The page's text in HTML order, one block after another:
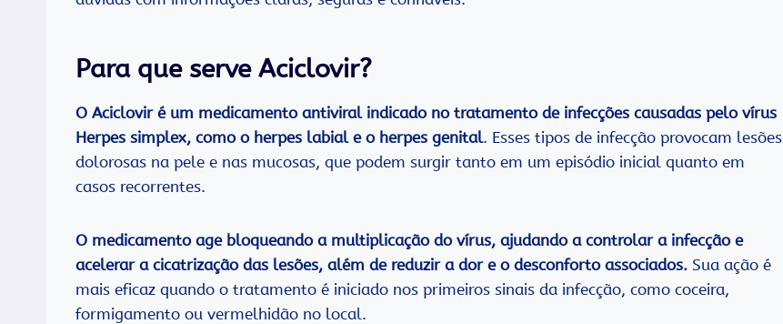
Para que serve Aciclovir?
O Aciclovir é um medicamento antiviral indicado no tratamento de infecções causadas pelo vírus
Herpes simplex, como o herpes labial e o herpes genital. Esses tipos de infecção provocam lesões
dolorosas na pele e nas mucosas, que podem surgir tanto em um episódio inicial quanto em
casos recorrentes.
O medicamento age bloqueando a multiplicação do vírus, ajudando a controlar a infecção e
acelerar a cicatrização das lesões, além de reduzir a dor e o desconforto associados. Sua ação é
mais eficaz quando o tratamento é iniciado nos primeiros sinais da infecção, como coceira,
formigamento ou vermelhidão no local.